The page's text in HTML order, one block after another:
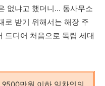
없냐고 했더니... 동사무소
로 받기 위해서는 해장 주
드디어 처음으로 독립 세대